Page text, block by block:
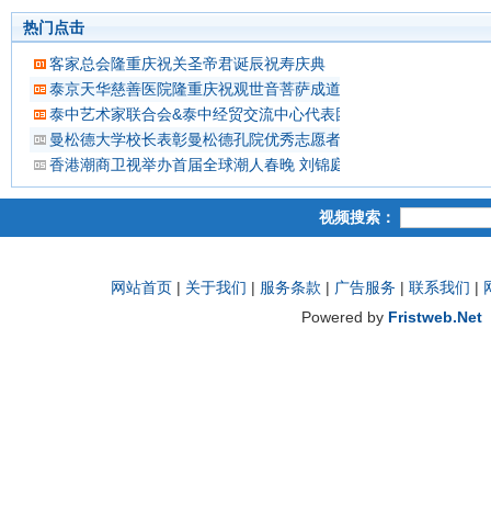
热门点击
客家总会隆重庆祝关圣帝君诞辰祝寿庆典
泰京天华慈善医院隆重庆祝观世音菩萨成道吉日延僧诵经祈福
泰中艺术家联合会&泰中经贸交流中心代表团 蔡义批会长率领抵
曼松德大学校长表彰曼松德孔院优秀志愿者教师
香港潮商卫视举办首届全球潮人春晚 刘锦庭等侨领出席
视频搜索：
网站首页 | 关于我们 | 服务条款 | 广告服务 | 联系我们 |
Powered by Fristweb.Net